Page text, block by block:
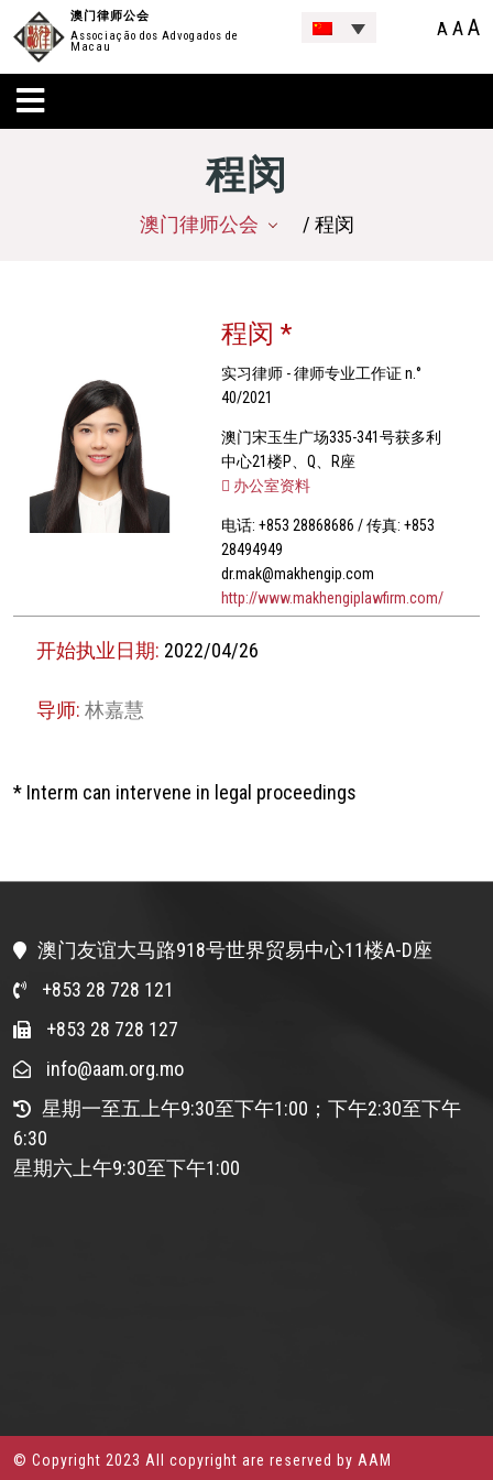
澳门律师公会
Associação dos Advogados de
Macau
A AA
程闵
澳门律师公会 / 程闵
程闵 *
实习律师 - 律师专业工作证 n.°
40/2021
澳门宋玉生广场335-341号获多利
中心21楼P、Q、R座
办公室资料
电话: +853 28868686 / 传真: +853
28494949
dr.mak@makhengip.com
http://www.makhengiplawfirm.com/
开始执业日期: 2022/04/26
导师:林嘉慧
* Interm can intervene in legal proceedings
澳门友谊大马路918号世界贸易中心11楼A-D座
+853 28 728 121
+853 28 728 127
info@aam.org.mo
星期一至五上午9:30至下午1:00；下午2:30至下午
6:30
星期六上午9:30至下午1:00
© Copyright 2023 All copyright are reserved by AAM